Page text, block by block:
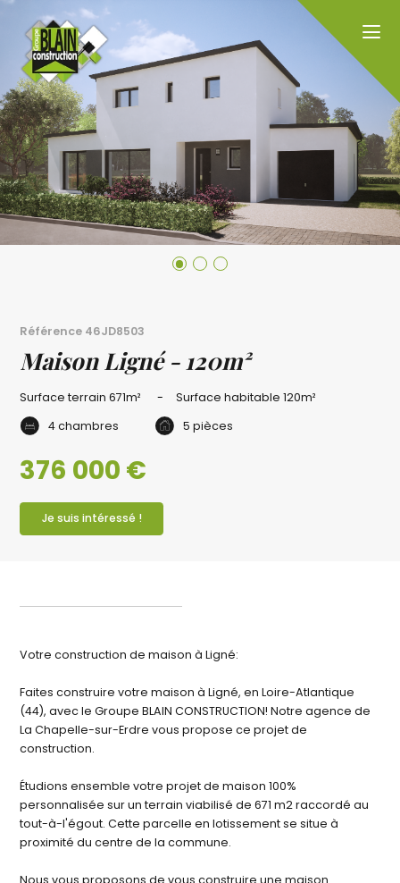
Référence 46JD8503
Maison Ligné - 120m²
Surface terrain671m² Surface habitable120m²
4 chambres
5 pièces
376 000 €
Je suis intéressé !
Votre construction de maison à Ligné:
Faites construire votre maison à Ligné, en Loire-Atlantique
(44), avec le Groupe BLAIN CONSTRUCTION! Notre agence de
La Chapelle-sur-Erdre vous propose ce projet de
construction.
Étudions ensemble votre projet de maison 100%
personnalisée sur un terrain viabilisé de 671 m2 raccordé au
tout-à-l'égout. Cette parcelle en lotissement se situe à
proximité du centre de la commune.